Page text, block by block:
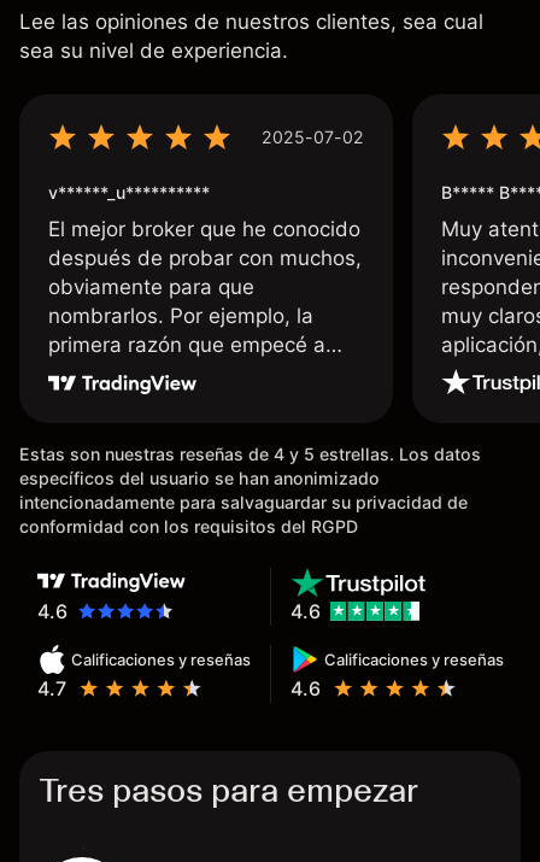
Lee las opiniones de nuestros clientes, sea cual
sea su nivel de experiencia.
2025-07-02
v******_u**********
El mejor broker que he conocido
después de probar con muchos,
obviamente para que
nombrarlos. Por ejemplo, la
primera razón que empecé a
usar Capital fue la llegada de mi
dinero de inmediato a mi cuenta
existentes en el mercado que
tardan días o tienen mucha
burocracia; y la segunda razón,
hecho de operar en un mercado
determinado, debido a los
spread y al volumen existente.
Mientras más activo seas, más
dinero te reembolsa. Muchas
B*****
Muy
muy
Estas son nuestras reseñas de 4 y 5 estrellas. Los datos
específicos del usuario se han anonimizado
intencionadamente para salvaguardar su privacidad de
conformidad con los requisitos del RGPD
4.6
Calificaciones y reseñas
4.7
Calificaciones y reseñas
4.6
4.6
Tres pasos para empezar